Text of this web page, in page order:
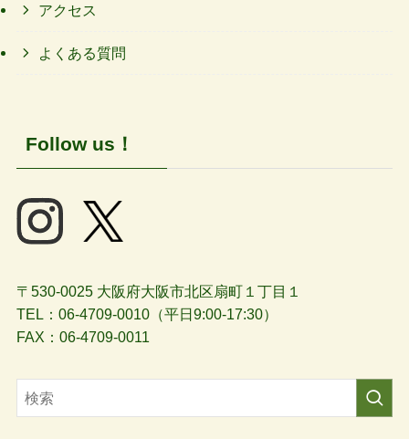
アクセス
よくある質問
Follow us！
〒530-0025 大阪府大阪市北区扇町１丁目１
TEL：06-4709-0010（平日9:00-17:30）
FAX：06-4709-0011